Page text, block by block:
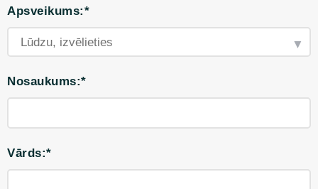
Apsveikums:*
Nosaukums:*
Vārds:*